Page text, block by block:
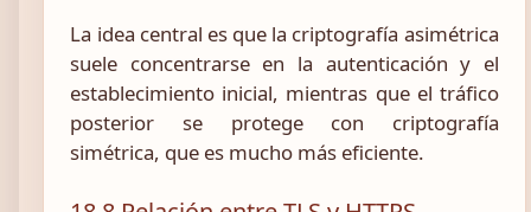
La idea central es que la criptografía asimétrica
suele concentrarse en la autenticación y el
establecimiento inicial, mientras que el tráfico
posterior se protege con criptografía
simétrica, que es mucho más eficiente.